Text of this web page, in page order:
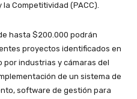
Competitividad (PACC).
hasta $200.000 podrán
proyectos identificados en
industrias y cámaras del
de un sistema de
software de gestión para